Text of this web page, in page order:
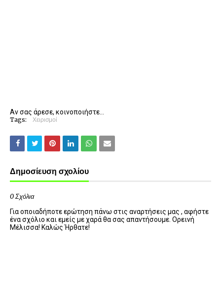
Αν σας άρεσε, κοινοποιήστε...
Tags: Χειρισμοί
Δημοσίευση σχολίου
0 Σχόλια
Για οποιαδήποτε ερώτηση πάνω στις αναρτήσεις μας , αφήστε
ένα σχόλιο και εμείς με χαρά θα σας απαντήσουμε. Ορεινή
Μέλισσα! Καλώς Ήρθατε!